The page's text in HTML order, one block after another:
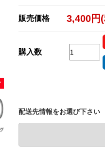
販売価格 3,400円
購入数
配送先情報をお選び下さい